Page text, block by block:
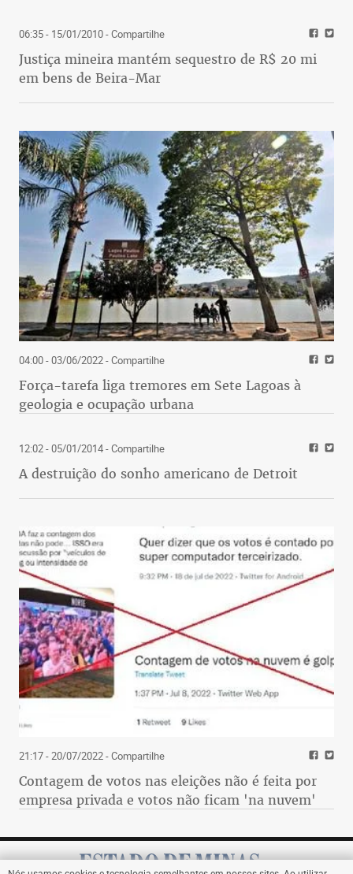
06:35 - 15/01/2010- Compartilhe
Justiça mineira mantém sequestro de R$ 20 mi
em bens de Beira-Mar
04:00 - 03/06/2022- Compartilhe
Força-tarefa liga tremores em Sete Lagoas à
geologia e ocupação urbana
12:02 - 05/01/2014- Compartilhe
A destruição do sonho americano de Detroit
21:17 - 20/07/2022- Compartilhe
Contagem de votos nas eleições não é feita por
empresa privada e votos não ficam 'na nuvem'